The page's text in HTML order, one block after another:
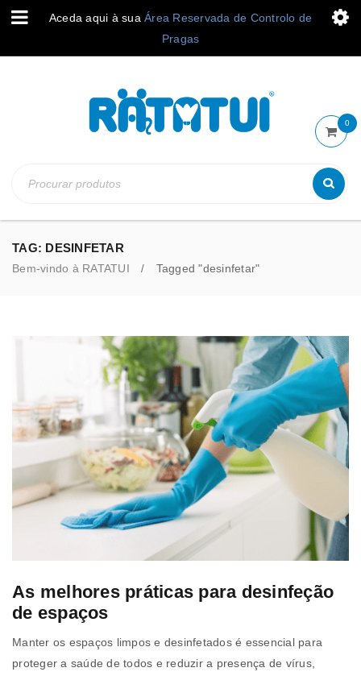
Aceda aqui à sua Área Reservada de Controlo de
Pragas
0
TAG: DESINFETAR
Bem-vindo à RATATUI / Tagged "desinfetar"
As melhores práticas para desinfeção
de espaços
Manter os espaços limpos e desinfetados é essencial para
proteger a saúde de todos e reduzir a presença de vírus,